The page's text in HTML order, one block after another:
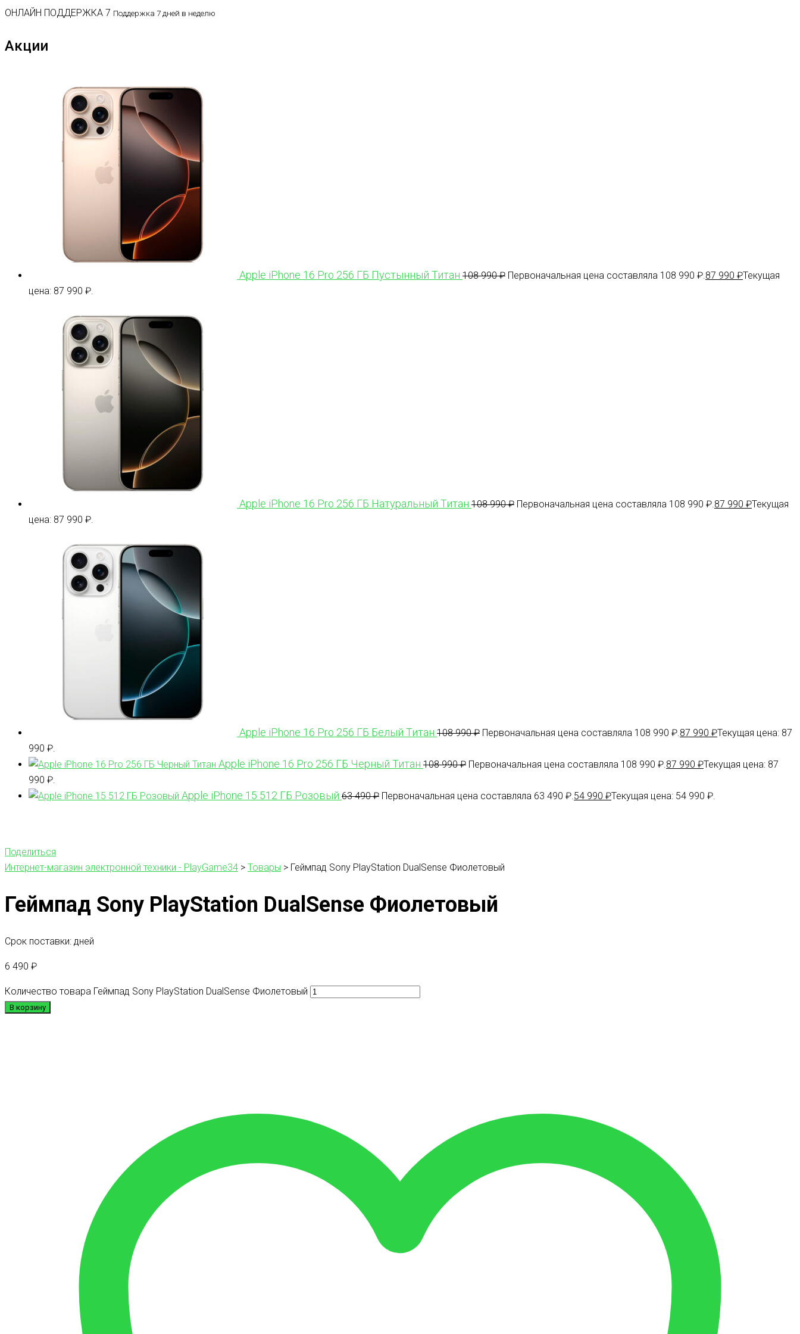
ОНЛАЙН ПОДДЕРЖКА 7 Поддержка 7 дней в неделю
Акции
Apple iPhone 16 Pro 256 ГБ Пустынный Титан 108 990₽ Первоначальная цена составляла 108 990 ₽. 87 990 ₽Текущая
цена: 87 990 ₽.
Apple iPhone 16 Pro 256 ГБ Натуральный Титан 108 990₽ Первоначальная цена составляла 108 990 ₽. 87 990 ₽Текущая
цена: 87 990 ₽.
Apple iPhone 16 Pro 256 ГБ Белый Титан 108 990₽ Первоначальная цена составляла 108 990 ₽. 87 990 ₽Текущая цена: 87
990 ₽.
Apple iPhone 16 Pro 256 ГБ Черный Титан 108 990₽ Первоначальная цена составляла 108 990 ₽. 87 990 ₽Текущая цена: 87
990 ₽.
Apple iPhone 15 512 ГБ Розовый 63 490₽ Первоначальная цена составляла 63 490 ₽. 54 990 ₽Текущая цена: 54 990 ₽.
Поделиться
Интернет-магазин электронной техники - PlayGame34 > Товары > Геймпад Sony PlayStation DualSense Фиолетовый
Геймпад Sony PlayStation DualSense Фиолетовый
Срок поставки: дней
6 490 ₽
Количество товара Геймпад Sony PlayStation DualSense Фиолетовый
В корзину